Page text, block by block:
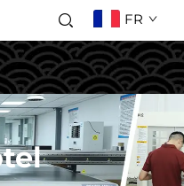
FR
Obtenir un devis